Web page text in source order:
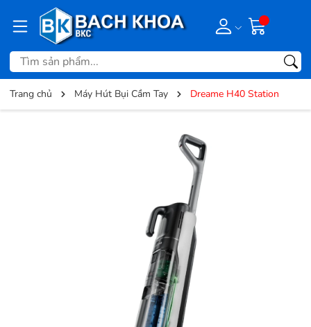
Trang chủ Máy Hút Bụi Cầm Tay Dreame H40 Station